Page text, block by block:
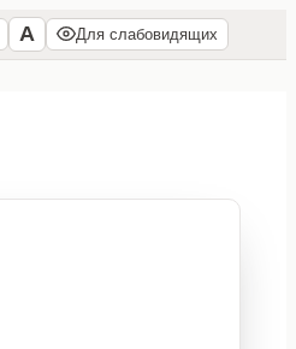
А Для слабовидящих